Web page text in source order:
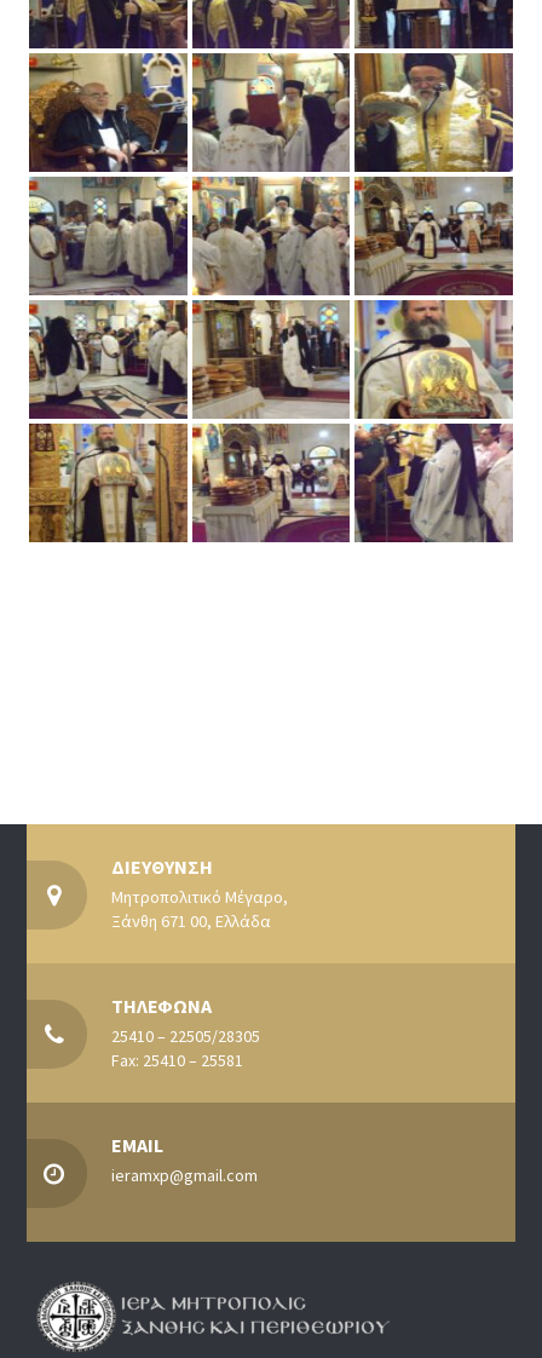
ΔΙΕΥΘΥΝΣΗ
Μητροπολιτικό Μέγαρο,
Ξάνθη 671 00, Ελλάδα
ΤΗΛΕΦΩΝΑ
25410 – 22505/28305
Fax: 25410 – 25581
EMAIL
ieramxp@gmail.com